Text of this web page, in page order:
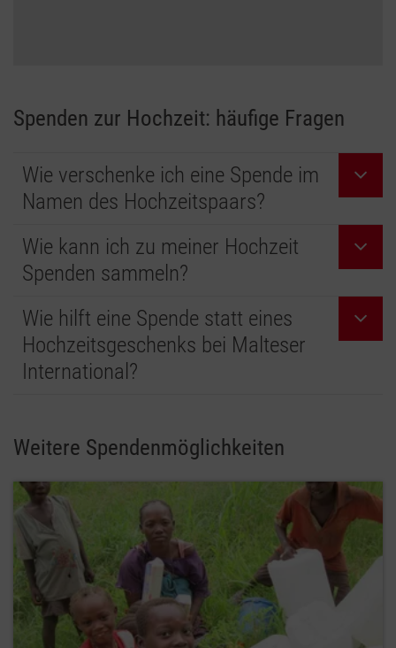
Spenden zur Hochzeit: häufige Fragen
Wie verschenke ich eine Spende im
Namen des Hochzeitspaars?
Wie kann ich zu meiner Hochzeit
Spenden sammeln?
Wie hilft eine Spende statt eines
Hochzeitsgeschenks bei Malteser
International?
Weitere Spendenmöglichkeiten